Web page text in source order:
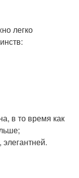
легко
в то время как